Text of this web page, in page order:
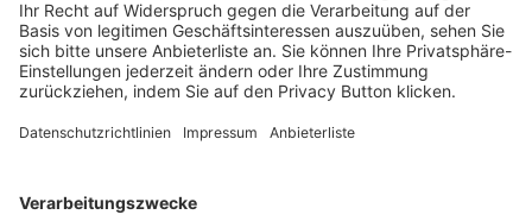
Login SpielPlus
FOLGE DEM BFV